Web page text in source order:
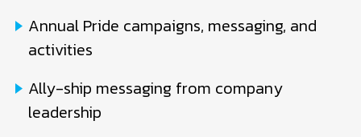
Annual Pride campaigns, messaging, and
activities
Ally-ship messaging from company
leadership